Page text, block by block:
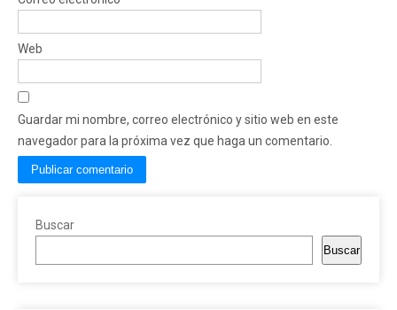
Web
Guardar mi nombre, correo electrónico y sitio web en este
navegador para la próxima vez que haga un comentario.
Buscar
Buscar